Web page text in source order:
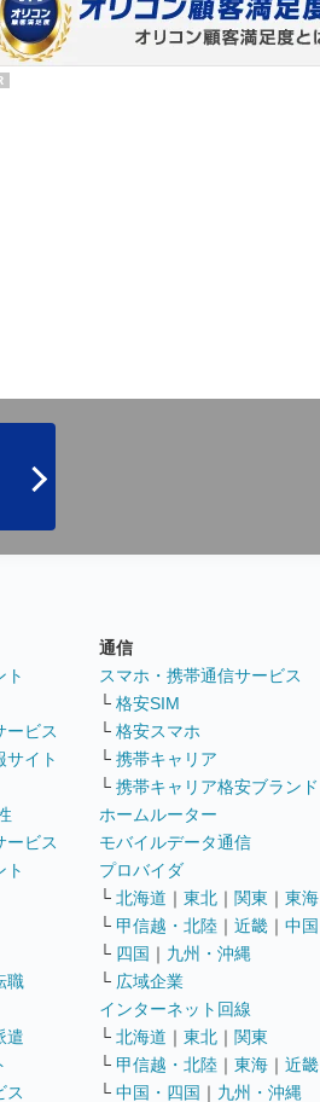
ト
ービス
サイト
ービス
ト
職
遣
ス
通信
スマホ・携帯通信サービス
└ 格安SIM
└ 格安スマホ
└ 携帯キャリア
└ 携帯キャリア格安ブランド
ホームルーター
モバイルデータ通信
プロバイダ
└ 北海道 ｜ 東北 ｜ 関東 ｜ 東海
└ 甲信越・北陸 ｜ 近畿 ｜ 中国
└ 四国 ｜ 九州・沖縄
└ 広域企業
インターネット回線
└ 北海道 ｜ 東北 ｜ 関東
└ 甲信越・北陸 ｜ 東海 ｜ 近畿
└ 中国・四国 ｜ 九州・沖縄